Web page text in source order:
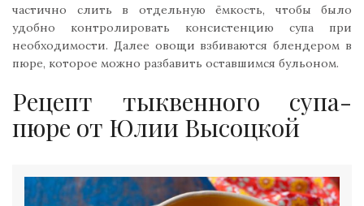
частично слить в отдельную ёмкость, чтобы было
удобно контролировать консистенцию супа при
необходимости. Далее овощи взбиваются блендером в
пюре, которое можно разбавить оставшимся бульоном.
Рецепт тыквенного супа-
пюре от Юлии Высоцкой